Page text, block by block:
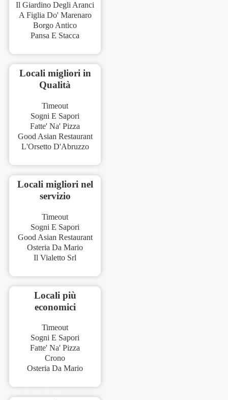
Il Giardino Degli Aranci
A Figlia Do' Marenaro
Borgo Antico
Pansa E Stacca
Locali migliori in
Qualità
Timeout
Sogni E Sapori
Fatte' Na' Pizza
Good Asian Restaurant
L'Orsetto D'Abruzzo
Locali migliori nel
servizio
Timeout
Sogni E Sapori
Good Asian Restaurant
Osteria Da Mario
Il Vialetto Srl
Locali più
economici
Timeout
Sogni E Sapori
Fatte' Na' Pizza
Crono
Osteria Da Mario